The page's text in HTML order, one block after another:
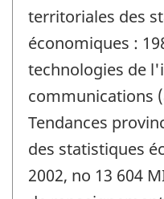
territoriales des
économiques :
technologies de
communications
Tendances
des statistiques
2002, no 13 604